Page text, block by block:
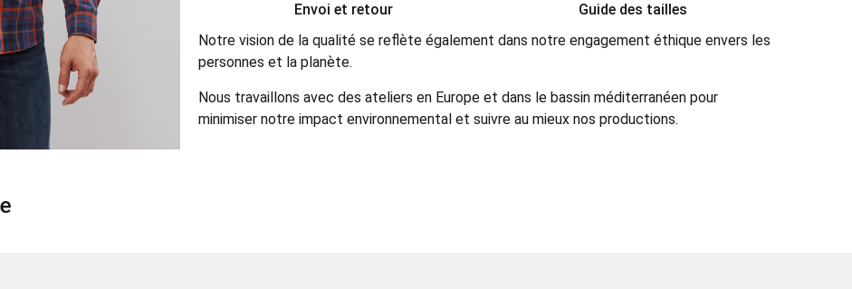
Envoi et retour
Guide des tailles
Notre vision de la qualité se reflète également dans notre engagement éthique envers les
personnes et la planète.
Nous travaillons avec des ateliers en Europe et dans le bassin méditerranéen pour
minimiser notre impact environnemental et suivre au mieux nos productions.